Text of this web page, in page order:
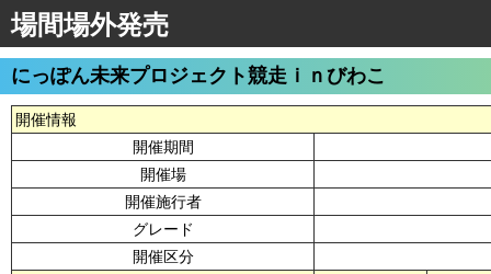
場間場外発売
にっぽん未来プロジェクト競走ｉｎびわこ
開催情報
開催期間
開催場
開催施行者
グレード
開催区分